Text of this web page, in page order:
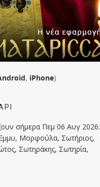
, iPhone)
σήμερα Πεμ 06 Αυγ 2026:
Μορφούλα, Σωτήριος,
Σωτηράκης, Σωτηρία,